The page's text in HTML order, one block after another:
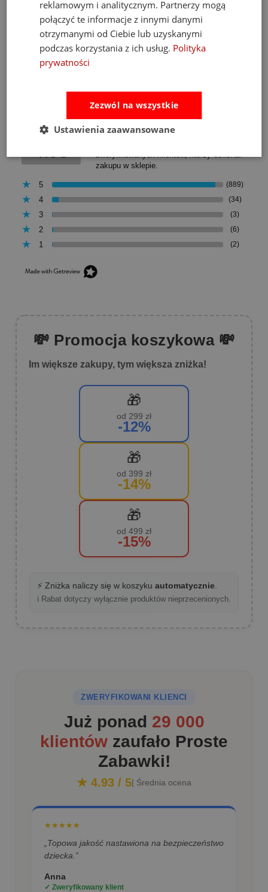
do koszyka
Ocena sklepu
Opinie, z których została wyliczona
zakupu w sklepie.
5 (889)
4 (34)
3 (3)
2 (6)
1 (2)
💸 Promocja koszykowa 💸
Im większe zakupy, tym większa zniżka!
🎁
od 299 zł
-12%
🎁
od 399 zł
-14%
🎁
od 499 zł
-15%
⚡ Zniżka naliczy się w koszyku automatycznie
ℹ️ Rabat dotyczy wyłącznie produktów nieprzecenionych.
ZWERYFIKOWANI KLIENCI
Już ponad 29 000
klientów zaufało Proste
Zabawki!
★ 4.93 / 5| Średnia ocena
★★★★★
„Topowa jakość nastawiona na bezpieczeństwo
dziecka.”
Anna
✓ Zweryfikowany klient
reklamowym i analitycznym. Partnerzy mogą
połączyć te informacje z innymi danymi
otrzymanymi od Ciebie lub uzyskanymi
podczas korzystania z ich usług. Polityka
prywatności
Zezwól na wszystkie
Ustawienia zaawansowane